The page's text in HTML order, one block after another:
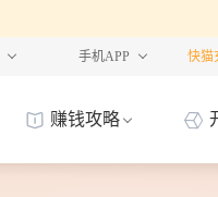
手机APP 快猫
赚钱攻略